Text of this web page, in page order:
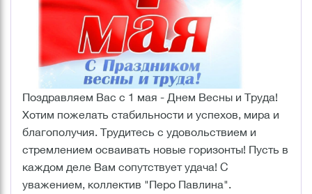
Поздравляем Вас с 1 мая - Днем Весны и Труда!
Хотим пожелать стабильности и успехов, мира и
благополучия. Трудитесь с удовольствием и
стремлением осваивать новые горизонты! Пусть в
каждом деле Вам сопутствует удача! С
уважением, коллектив "Перо Павлина".